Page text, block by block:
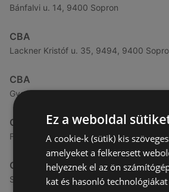
Bánfalvi u. 14, 9400 Sopron
CBA
Lackner Kristóf u. 35, 9494, 9400
CBA
Gyopár u. 2 / a, 9422 Harka
CBA
Fő utca 13, 9495 Kópháza
CBA
Szent István utca 5, 9241 Jánossomorja
Ez a weboldal
A cookie-k (sütik) kis
amelyeket a felkeresett
helyeznek el az ön
kat és hasonló technológiákat